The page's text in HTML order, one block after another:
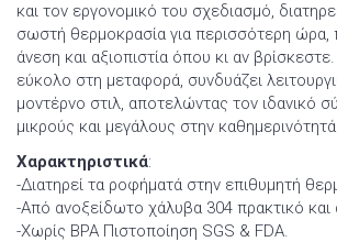
και τον εργονομικό του σχεδιασμό,
σωστή θερμοκρασία για περισσότερη
άνεση και αξιοπιστία όπου κι αν
εύκολο στη μεταφορά, συνδυάζει
μοντέρνο στιλ, αποτελώντας τον ιδανικό
μικρούς και μεγάλους στην
Χαρακτηριστικά:
-Διατηρεί τα ροφήματά στην επιθυμητή
-Από ανοξείδωτο χάλυβα 304 πρακτικό και
-Χωρίς BPA Πιστοποίηση SGS & FDA.